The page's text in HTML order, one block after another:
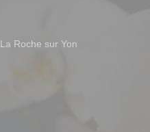
Roche sur Yon